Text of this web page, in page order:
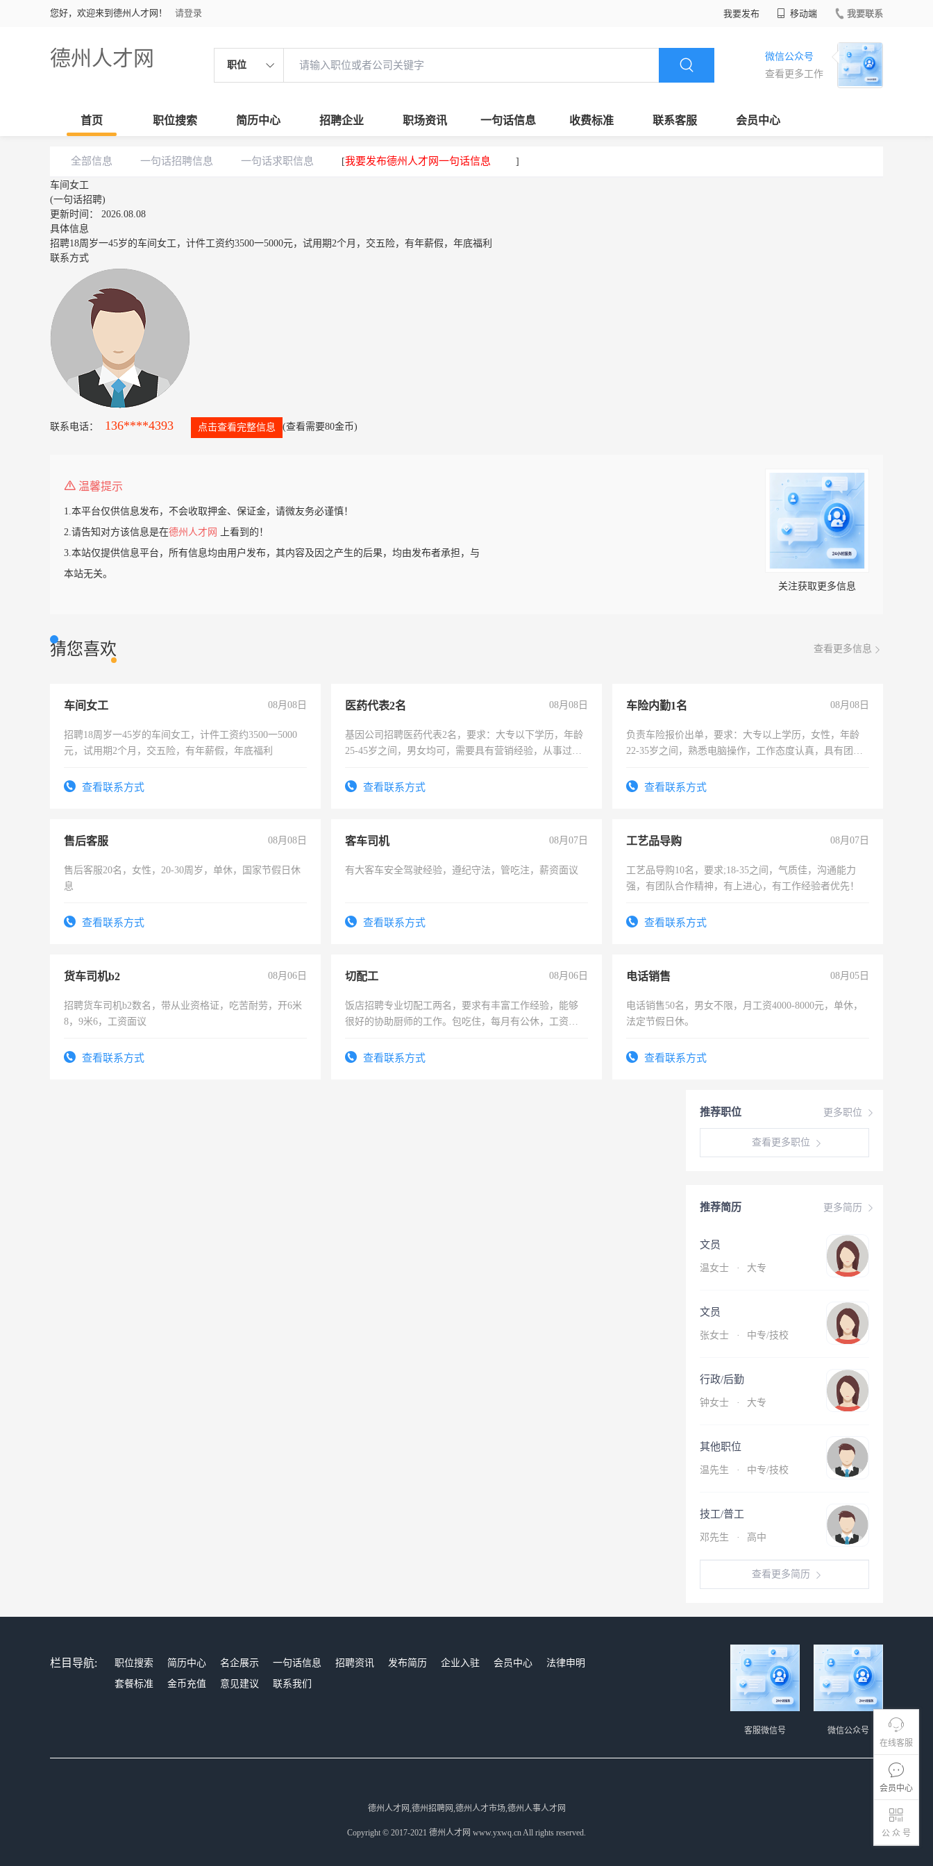
您好，欢迎来到德州人才网！ 请登录 我要发布 移动端 我要联系
德州人才网 职位
微信公众号
查看更多工作
首页 职位搜索 简历中心 招聘企业 职场资讯 一句话信息 收费标准 联系客服 会员中心
在线客服
会员中心
公 众 号
全部信息 一句话招聘信息 一句话求职信息 [我要发布德州人才网一句话信息 ]
车间女工
(一句话招聘)
更新时间： 2026.08.08
具体信息
招聘18周岁一45岁的车间女工，计件工资约3500一5000元，试用期2个月，交五险，有年薪假，年底福利
联系方式
联系电话： 136****4393 点击查看完整信息 (查看需要80金币)
温馨提示
1.本平台仅供信息发布，不会收取押金、保证金，请微友务必谨慎！
2.请告知对方该信息是在德州人才网
上看到的！
3.本站仅提供信息平台，所有信息均由用户发布，其内容及因之产生的后果，均由发布者承担，与
本站无关。
关注获取更多信息
猜您喜欢 查看更多信息
车间女工 08月08日
招聘18周岁一45岁的车间女工，计件工资约3500一5000
元，试用期2个月，交五险，有年薪假，年底福利
查看联系方式
医药代表2名 08月08日
基因公司招聘医药代表2名，要求：大专以下学历，年龄
25-45岁之间，男女均可，需要具有营销经验，从事过医
查看联系方式
车险内勤1名 08月08日
负责车险报价出单，要求：大专以上学历，女性，年龄
22-35岁之间，熟悉电脑操作，工作态度认真，具有团队
查看联系方式
售后客服 08月08日
售后客服20名，女性，20-30周岁，单休，国家节假日休
息
查看联系方式
客车司机 08月07日
有大客车安全驾驶经验，遵纪守法，管吃注，薪资面议
查看联系方式
工艺品导购 08月07日
工艺品导购10名，要求;18-35之间，气质佳，沟通能力
强，有团队合作精神，有上进心，有工作经验者优先！
查看联系方式
货车司机b2 08月06日
招聘货车司机b2数名，带从业资格证，吃苦耐劳，开6米
8，9米6，工资面议
查看联系方式
切配工 08月06日
饭店招聘专业切配工两名，要求有丰富工作经验，能够
很好的协助厨师的工作。包吃住，每月有公休，工资
查看联系方式
电话销售 08月05日
电话销售50名，男女不限，月工资4000-8000元，单休，
法定节假日休。
查看联系方式
更多职位
推荐职位
查看更多职位
更多简历
推荐简历
文员
温女士 · 大专
文员
张女士 · 中专/技校
行政/后勤
钟女士 · 大专
其他职位
温先生 · 中专/技校
技工/普工
邓先生 · 高中
查看更多简历
栏目导航: 职位搜索 简历中心 名企展示 一句话信息 招聘资讯 发布简历 企业入驻 会员中心
法律申明
套餐标准
金币充值 意见建议 联系我们
微信公众号
客服微信号
德州人才网,德州招聘网,德州人才市场,德州人事人才网
Copyright © 2017-2021 德州人才网 www.yxwq.cn All rights reserved.